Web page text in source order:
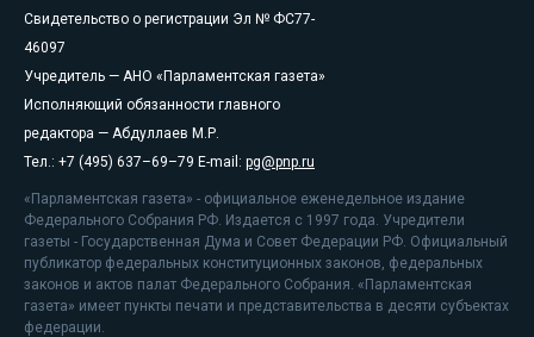
Свидетельство о регистрации Эл № ФС77-
46097
Учредитель — АНО «Парламентская газета»
Исполняющий обязанности главного
редактора — Абдуллаев М.Р.
Тел.: +7 (495) 637–69–79 E-mail: pg@pnp.ru
«Парламентская газета» - официальное еженедельное издание
Федерального Собрания РФ. Издается с 1997 года. Учредители
газеты - Государственная Дума и Совет Федерации РФ. Официальный
публикатор федеральных конституционных законов, федеральных
законов и актов палат Федерального Собрания. «Парламентская
газета» имеет пункты печати и представительства в десяти субъектах
федерации.